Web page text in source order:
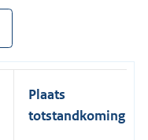
Plaats
totstandkoming